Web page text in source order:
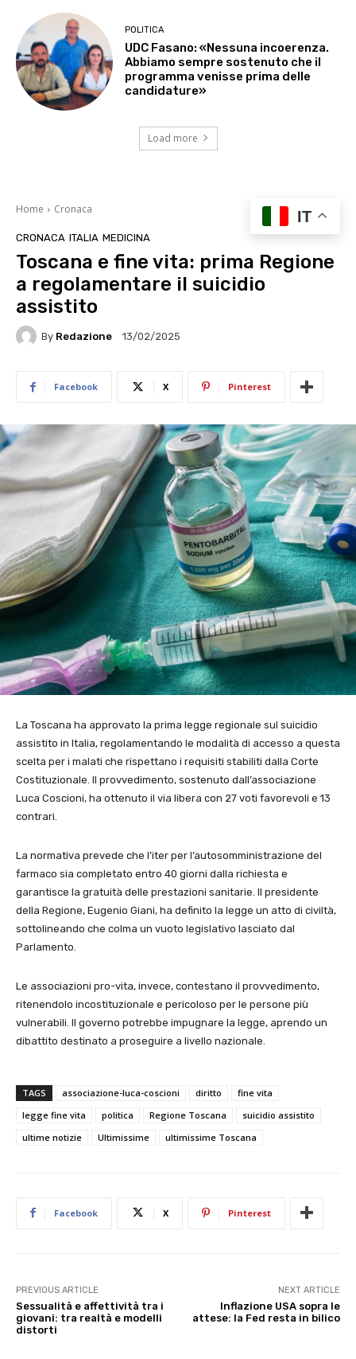
POLITICA
UDC Fasano: «Nessuna incoerenza.
Abbiamo sempre sostenuto che il
programma venisse prima delle
candidature»
Load more